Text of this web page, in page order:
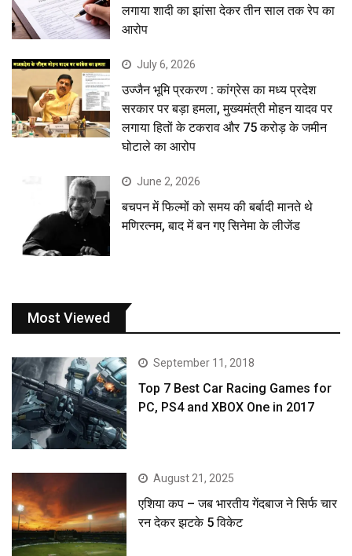
लगाया शादी का झांसा देकर तीन साल तक रेप का
आरोप
July 6, 2026
उज्जैन भूमि प्रकरण : कांग्रेस का मध्य प्रदेश
सरकार पर बड़ा हमला, मुख्यमंत्री मोहन यादव पर
लगाया हितों के टकराव और 75 करोड़ के जमीन
घोटाले का आरोप
June 2, 2026
बचपन में फिल्मों को समय की बर्बादी मानते थे
मणिरत्नम, बाद में बन गए सिनेमा के लीजेंड
Most Viewed
September 11, 2018
Top 7 Best Car Racing Games for
PC, PS4 and XBOX One in 2017
August 21, 2025
एशिया कप – जब भारतीय गेंदबाज ने सिर्फ चार
रन देकर झटके 5 विकेट